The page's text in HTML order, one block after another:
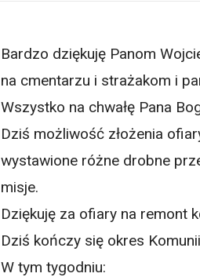
Bardzo dziękuję Panom
na cmentarzu i strażakom i
Wszystko na chwałę Pana
Dziś możliwość złożenia
wystawione różne drobne
misje.
Dziękuję za ofiary na remont
Dziś kończy się okres
W tym tygodniu: